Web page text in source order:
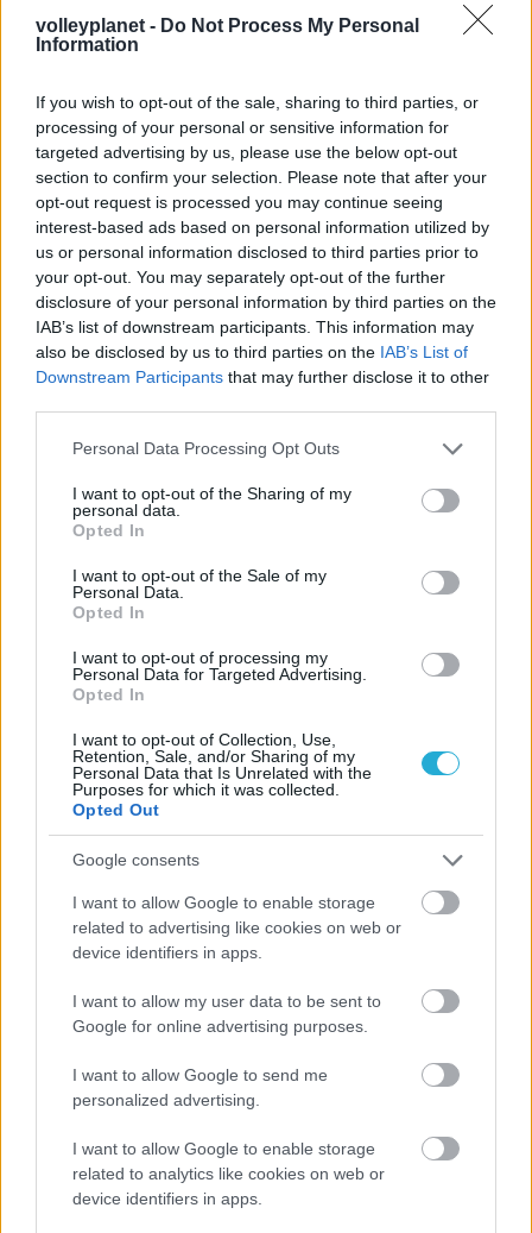
volleyplanet - Do Not Process My Personal
Information
If you wish to opt-out of the sale, sharing to third parties, or
processing of your personal or sensitive information for
targeted advertising by us, please use the below opt-out
section to confirm your selection. Please note that after your
opt-out request is processed you may continue seeing
interest-based ads based on personal information utilized by
us or personal information disclosed to third parties prior to
your opt-out. You may separately opt-out of the further
disclosure of your personal information by third parties on the
IAB’s list of downstream participants. This information may
also be disclosed by us to third parties on the IAB’s List of
Downstream Participants that may further disclose it to other
Please note that this website/app uses one or more Google
not limited to your visit or usage behaviour. You may click to
grant or deny consent to Google and its third-party tags to
use your data for below specified purposes in below Google
consent section.
Personal Data Processing Opt Outs
I want to opt-out of the Sharing of my
personal data.
Opted In
I want to opt-out of the Sale of my
Personal Data.
Opted In
I want to opt-out of processing my
Personal Data for Targeted Advertising.
Opted In
I want to opt-out of Collection, Use,
Retention, Sale, and/or Sharing of my
Personal Data that Is Unrelated with the
Purposes for which it was collected.
Opted Out
Google consents
I want to allow Google to enable storage
related to advertising like cookies on web or
device identifiers in apps.
I want to allow my user data to be sent to
Google for online advertising purposes.
I want to allow Google to send me
personalized advertising.
I want to allow Google to enable storage
related to analytics like cookies on web or
device identifiers in apps.
ΠΕΝΥ ΡΟΝΤΟΓΙΑΝΝΗ
Από την Περούτζια του 2000
στο σήμερα: Tο τρίτο
ευρωπαϊκό ραντεβού του
Παναθηναϊκού με την
ιστορία
Αναγνώριση και σεβασμός
Α.Ο. Θήρας